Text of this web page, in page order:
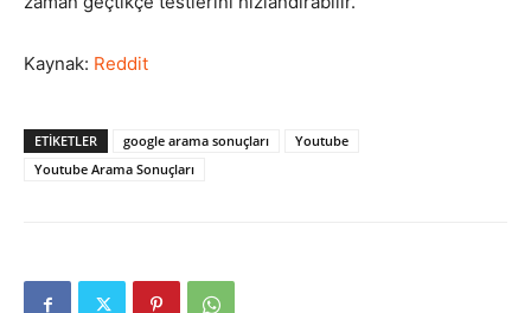
Kaynak: Reddit
ETIKETLER google arama sonuçları
Youtube
Youtube Arama Sonuçları